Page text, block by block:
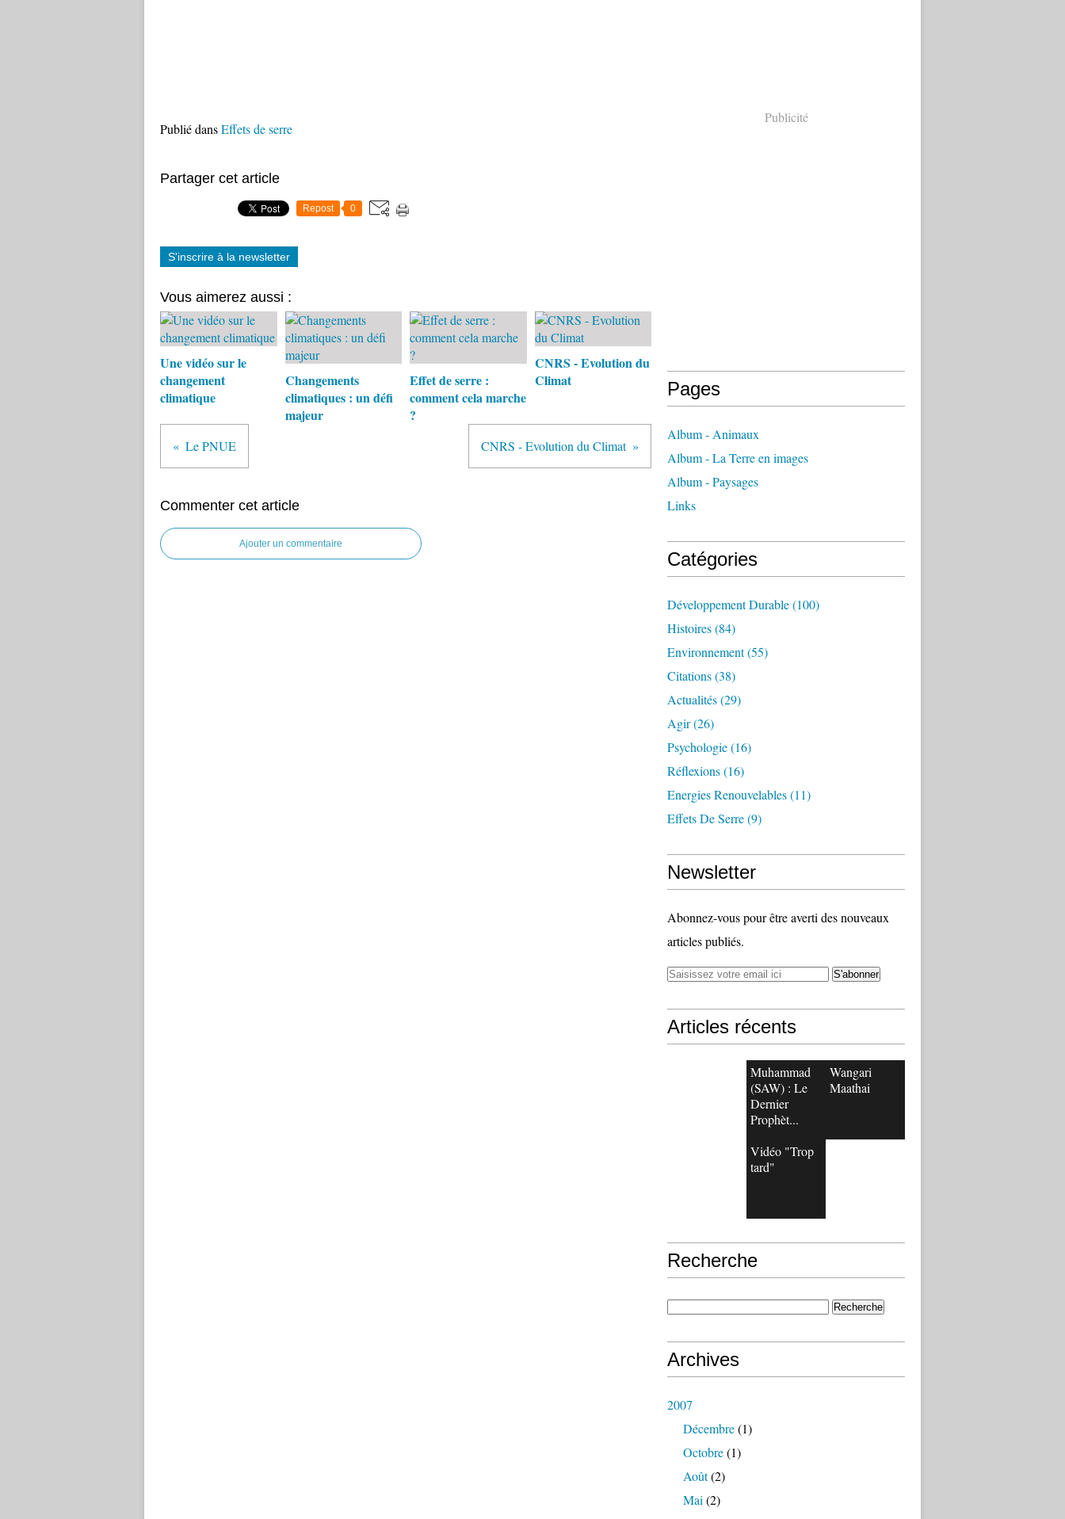
Publié dansEffets de serre
Partager cet article
Repost 0
S'inscrire à la newsletter
Vous aimerez aussi :
Une vidéo sur le
changement
climatique
Changements
climatiques : un défi
majeur
Effet de serre :
comment cela marche
?
CNRS - Evolution du
Climat
Le PNUE CNRS - Evolution du Climat
Commenter cet article
Ajouter un commentaire
Publicité
Pages
Album - Animaux
Album - La Terre en images
Album - Paysages
Links
Catégories
Développement Durable(100)
Histoires(84)
Environnement(55)
Citations(38)
Actualités(29)
Agir(26)
Psychologie(16)
Réflexions(16)
Energies Renouvelables(11)
Effets De Serre(9)
Newsletter
Abonnez-vous pour être averti des nouveaux
articles publiés.
Articles récents
Muhammad
(SAW) : Le
Dernier
Prophèt...
Wangari
Maathai
Vidéo "Trop
tard"
Recherche
Archives
2007
Décembre(1)
Octobre(1)
Août(2)
Mai (2)